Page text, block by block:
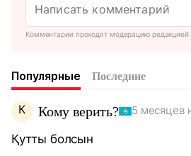
Комментарии проходят модерацию редакцией
Популярные Последние
К Кому верить? 5 месяцев
Қутты болсын